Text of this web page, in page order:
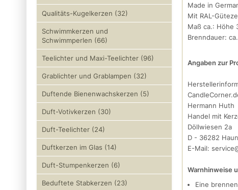
Made in
Mit RAL-
Maß ca.: Höhe
Brenndauer:
Angaben zur
Hermann Huth
Handel mit
Döllwiesen 2a
D - 36282
E-Mail:
Warnhinweise
Eine
Qualitäts-Kugelkerzen (32)
Schwimmkerzen und
Schwimmperlen (66)
Teelichter und Maxi-Teelichter (96)
Grablichter und Grablampen (32)
Duftende Bienenwachskerzen (5)
Duft-Votivkerzen (30)
Duft-Teelichter (24)
Duftkerzen im Glas (14)
Duft-Stumpenkerzen (6)
Beduftete Stabkerzen (23)